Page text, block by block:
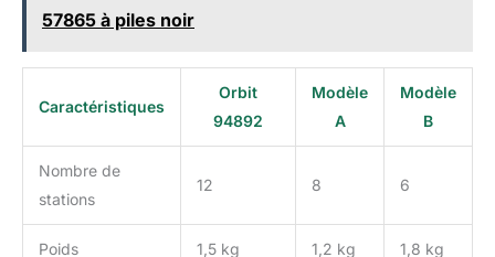
57865 à piles noir
Caractéristiques
Orbit
94892
Modèle
A
Modèle
B
Nombre de
stations
12 8 6
Poids 1,5 kg 1,2 kg 1,8 kg